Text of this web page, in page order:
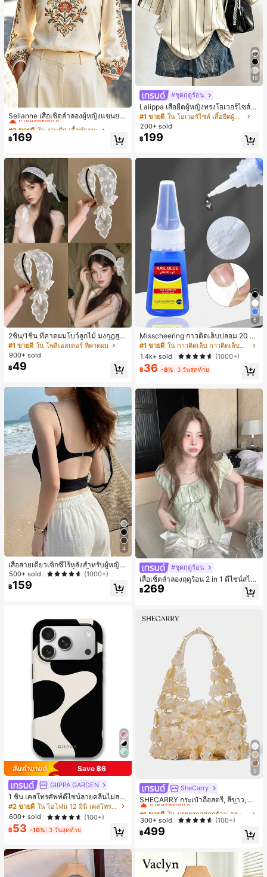
Selianne เสื้อเชิ้ตลำลองผู้หญิงแขนยา
ว คอวีเว้า ลายดอกไม้
#2 ขายดี
ใน งานปัก เสื้อทำงาน
เกือบหมดแล้ว!
#2 ขายดี ใน งานปัก เสื้อทำงาน
เกือบหมดแล้ว!
#2 ขายดี ใน งานปัก เสื้อทำงาน
เกือบหมดแล้ว!
เกือบหมดแล้ว!
฿169
2ชิ้น/1ชิ้น ที่คาดผมโบว์ลูกไม้ มงกุฎสูง
แถบกว้าง สีดำ สีขาว สำหรับใส่ประจำ
วัน กิ๊บติดผม ยางรัดผม (ลายปักดอกไม้
จัดวางแบบสุ่ม)
#1 ขายดี ใน โพลีเอสเตอร์ ที่คาดผม
900+ sold
฿49
4
เสื้อสายเดี่ยวเซ็กซี่ไร้หลังสำหรับผู้หญิง
พร้อมบราแบบมีฟองน้ำ, เสื้อกล้ามแขน
กุด, เสื้อลำลองสีดำสำหรับฤดูร้อน
500+ sold (1000+)
฿159
Save ฿6
GIIPPA GARDEN
1 ชิ้น เคสโทรศัพท์ดีไซน์ลายคลื่นไม่สม
มาตรสำหรับ Phone 17 Pro Max, เหม
าะสำหรับ Phone 16 Pro Max, 15 Pro
Max, 14 Pro Max, เคสโทรศัพท์สไตล์เ
กาหลีและน่าสนใจ, เข้ากันได้กับ 11/12/
13/14/15/16 Pro Max Plus, ดีไซน์หรู
ขวัญในอุดมคติสำหรับคริสต์มาส, วันว
าเลนไทน์, อีสเตอร์, ฤดูแต่งงานและวันเ
กิดสำหรับแฟนสาว
#2 ขายดี
ใน ไอโฟน 12 มินิ เคสโทรศัพท์แฟชั่น
600+ sold
(100+)
฿53 -10% 3 วันสุดท้าย
19
#ชุดฤดูร้อน
Lalippa เสื้อยืดผู้หญิงทรงโอเวอร์ไซส์ค
วามยาวกลาง คอกลม ไหล่ตก ลายพิมพ์
ตัวอักษรและลายทางแนวตั้ง สไตล์แฟชั่
นมินิมอล ของขวัญให้เพื่อน
#1 ขายดี
ใน โอเวอร์ไซส์ เสื้อยืดผู้หญิง
200+ sold
฿199
6
Misscheering กาวติดเล็บปลอม 20 กรั
ม แรงยึดสูง เจลสติกเกอร์เล็บนุ่ม แห้งเร็
ว เหมาะสำหรับผู้เริ่มต้นทำเล็บ ติดทนน
าน
#1 ขายดี
ใน กาวติดเล็บ กาวติดเล็บและสารยึดติด
1.4k+ sold
(1000+)
฿36 -8% 3 วันสุดท้าย
#ชุดฤดูร้อน
เสื้อเชิ้ตลำลองฤดูร้อน 2 in 1 ดีไซน์สไต
ล์เกาหลี แต่งลูกไม้ต่อผ้า
฿269
5
SheCarry
SHECARRY กระเป๋าถือสตรี, สีขาว, แฟ
ชั่น, สง่างาม, วันหยุด, งานปาร์ตี้
#1 ขายดี
เกือบหมดแล้ว!
#1 ขายดี
เกือบหมดแล้ว!
#1 ขายดี
เกือบหมดแล้ว!
#1 ขายดี
ใน บรรยากาศฤดูร้อน กระเป๋าหูหิ้วด้านบนผู้หญิง
300+ sold (100+)
฿499